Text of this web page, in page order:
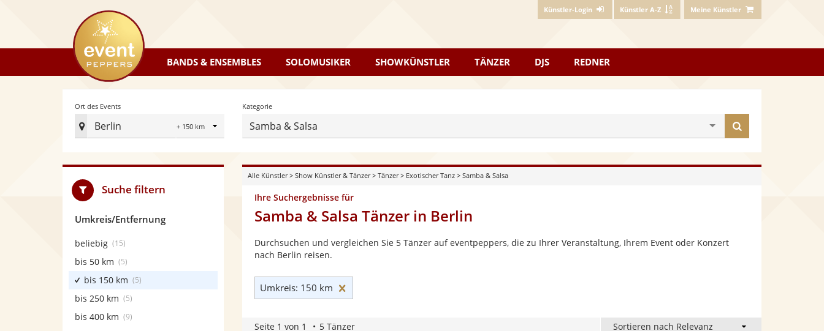
Künstler-Login Künstler A-Z Meine Künstler
eventpeppers
BANDS & ENSEMBLES SOLOMUSIKER SHOWKÜNSTLER TÄNZER DJS REDNER
Ort des Events
Berlin
Radius
Ort
Events
festlegen
Kategorie
Samba & Salsa
finden
Alle Künstler> Show Künstler & Tänzer> Tänzer> Exotischer Tanz> Samba & Salsa
Ihre Suchergebnisse für
Samba & Salsa Tänzer in Berlin
Durchsuchen und vergleichen Sie 5 Tänzer auf eventpeppers, die zu Ihrer Veranstaltung, Ihrem Event oder Konzert
nach Berlin reisen.
Umkreis: 150 km
Seite 1 von 1 5 Tänzer
Suche filtern
Umkreis/Entfernung
beliebig (15)
bis 50 km (5)
bis 150 km (5)
bis 250 km (5)
bis 400 km (9)